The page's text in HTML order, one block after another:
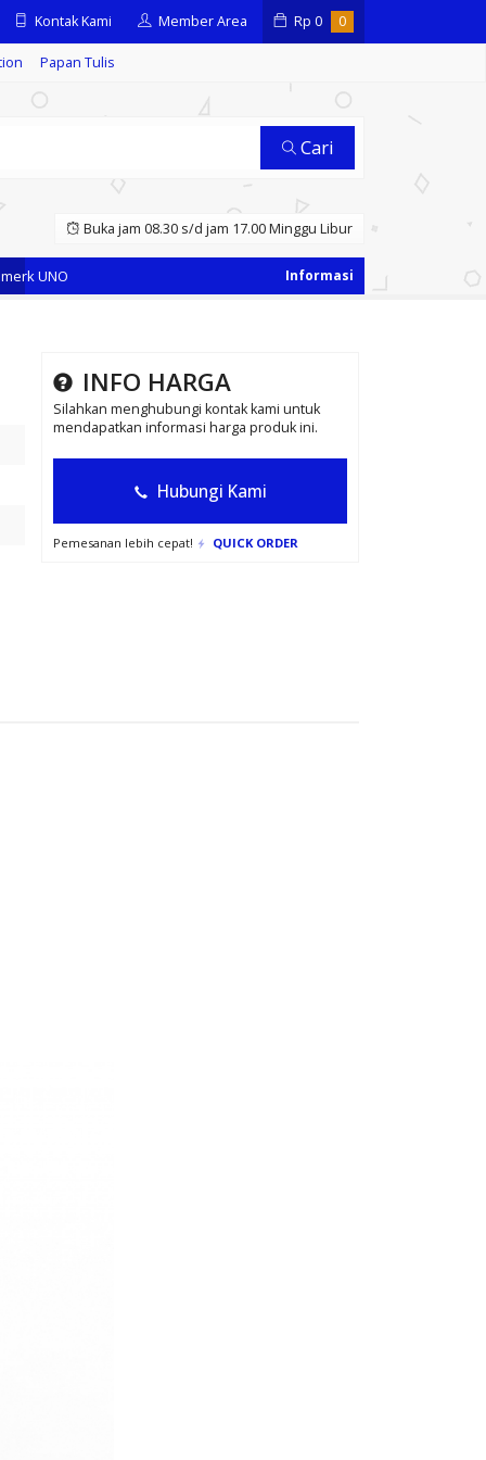
Kontak Kami Member Area Rp 0 0
Papan Tulis
Cari
Buka jam 08.30 s/d jam 17.00 Minggu Libur
UNO
INFO HARGA
Silahkan menghubungi kontak kami untuk
mendapatkan informasi harga produk ini.
Hubungi Kami
Pemesanan lebih cepat! QUICK ORDER